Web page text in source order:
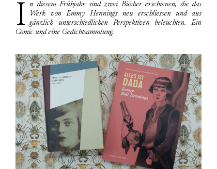
In diesem Frühjahr sind zwei Bücher erschienen, die das
Werk von Emmy Hennings neu erschliessen und aus
gänzlich unterschiedlichen Perspektiven beleuchten. Ein
Comic und eine Gedichtsammlung.